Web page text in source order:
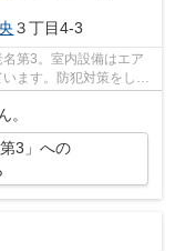
３丁目4-3
第3。室内設備はエア
ます。防犯対策をしっ
。
3」への